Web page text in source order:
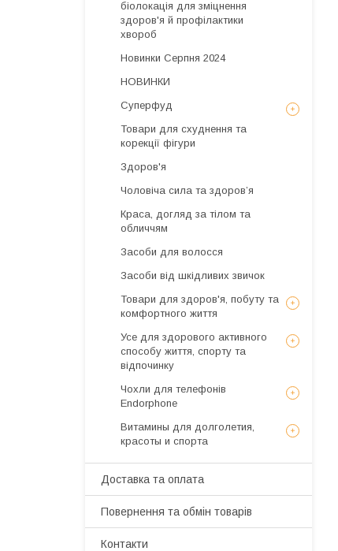
біолокація для зміцнення
здоров'я й профілактики
хвороб
Новинки Серпня 2024
НОВИНКИ
Суперфуд
Товари для схуднення та
корекції фігури
Здоров'я
Чоловіча сила та здоров’я
Краса, догляд за тілом та
обличчям
Засоби для волосся
Засоби від шкідливих звичок
Товари для здоров'я, побуту та
комфортного життя
Усе для здорового активного
способу життя, спорту та
відпочинку
Чохли для телефонів
Endorphone
Витамины для долголетия,
красоты и спорта
Доставка та оплата
Повернення та обмін товарів
Контакти